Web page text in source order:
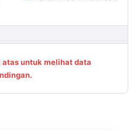
untuk melihat data